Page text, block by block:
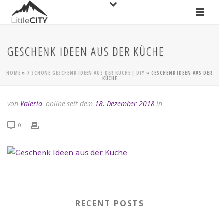
GESCHENK IDEEN AUS DER KÜCHE
HOME » 7 SCHÖNE GESCHENK IDEEN AUS DER KÜCHE | DIY » GESCHENK IDEEN AUS DER
KÜCHE
von Valeria online seit dem 18. Dezember 2018 in
0
RECENT POSTS